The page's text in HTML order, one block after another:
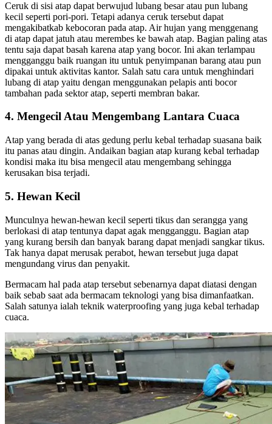
Ceruk di sisi atap dapat berwujud lubang besar atau pun lubang
kecil seperti pori-pori. Tetapi adanya ceruk tersebut dapat
mengakibatkab kebocoran pada atap. Air hujan yang menggenang
di atap dapat jatuh atau merembes ke bawah atap. Bagian paling atas
tentu saja dapat basah karena atap yang bocor. Ini akan terlampau
mengganggu baik ruangan itu untuk penyimpanan barang atau pun
dipakai untuk aktivitas kantor. Salah satu cara untuk menghindari
lubang di atap yaitu dengan menggunakan pelapis anti bocor
tambahan pada sektor atap, seperti membran bakar.
4. Mengecil Atau Mengembang Lantara Cuaca
Atap yang berada di atas gedung perlu kebal terhadap suasana baik
itu panas atau dingin. Andaikan bagian atap kurang kebal terhadap
kondisi maka itu bisa mengecil atau mengembang sehingga
kerusakan bisa terjadi.
5. Hewan Kecil
Munculnya hewan-hewan kecil seperti tikus dan serangga yang
berlokasi di atap tentunya dapat agak mengganggu. Bagian atap
yang kurang bersih dan banyak barang dapat menjadi sangkar tikus.
Tak hanya dapat merusak perabot, hewan tersebut juga dapat
mengundang virus dan penyakit.
Bermacam hal pada atap tersebut sebenarnya dapat diatasi dengan
baik sebab saat ada bermacam teknologi yang bisa dimanfaatkan.
Salah satunya ialah teknik waterproofing yang juga kebal terhadap
cuaca.